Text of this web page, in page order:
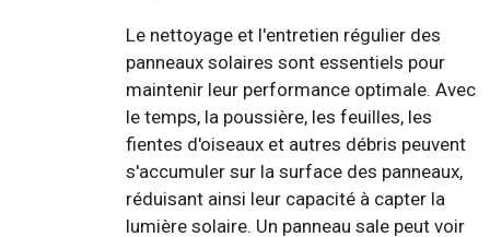
Le nettoyage et l'entretien régulier des
panneaux solaires sont essentiels pour
maintenir leur performance optimale. Avec
le temps, la poussière, les feuilles, les
fientes d'oiseaux et autres débris peuvent
s'accumuler sur la surface des panneaux,
réduisant ainsi leur capacité à capter la
lumière solaire. Un panneau sale peut voir